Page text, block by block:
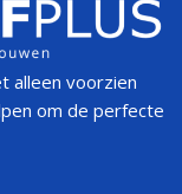
alleen voorzien
om de perfecte